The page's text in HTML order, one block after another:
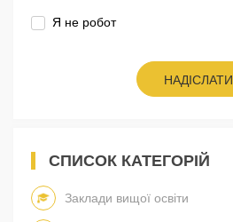
Я не робот
НАДІСЛАТИ
СПИСОК КАТЕГОРІЙ
Заклади вищої освіти